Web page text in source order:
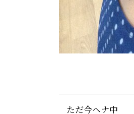
ただ今ヘナ中